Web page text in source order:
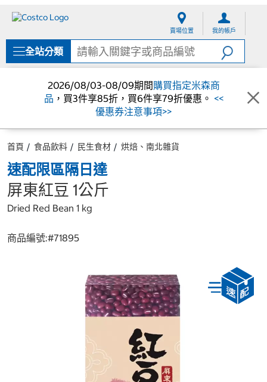
單
賣場位置 我的帳戶
全站分類
2026/08/03-08/09期間購買指定米森商
品 ，買3件享85折，買6件享79折優惠。 <<
優惠券注意事項>>
首頁 食品飲料 民生食材 烘焙、南北雜貨
速配限區隔日達
屏東紅豆 1公斤
Dried Red Bean 1 kg
商品編號:#71895